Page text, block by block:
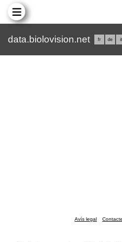
data.biolovision.net fr de it
Avís legal